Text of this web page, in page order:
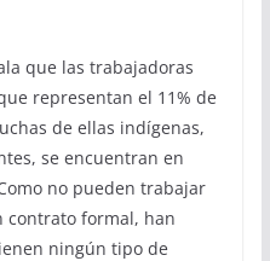
que las trabajadoras
representan el 11% de
de ellas indígenas,
se encuentran en
no pueden trabajar
contrato formal, han
ningún tipo de